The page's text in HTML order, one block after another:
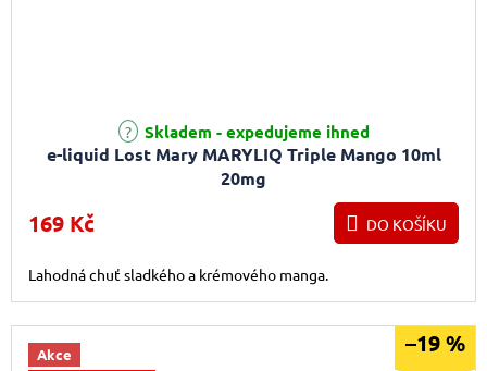
e-liquid Lost Mary MARYLIQ Triple Mango 10ml
20mg
Průměrné hodnocení produktu je 5,0 z 5 hvězdiček.
Skladem - expedujeme ihned
169 Kč DO KOŠÍKU
Lahodná chuť sladkého a krémového manga.
Akce
–19 %